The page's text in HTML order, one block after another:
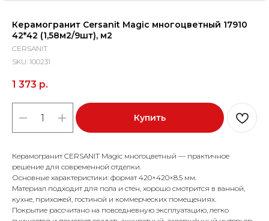
Керамогранит Cersanit Magic многоцветный 17910
42*42 (1,58м2/9шт), м2
CERSANIT
SKU: 100231
1 373 р.
Купить
Керамогранит CERSANIT Magic многоцветный — практичное
решение для современной отделки.
Основные характеристики: формат 420×420×8.5 мм.
Материал подходит для пола и стен, хорошо смотрится в ванной,
кухне, прихожей, гостиной и коммерческих помещениях.
Покрытие рассчитано на повседневную эксплуатацию, легко